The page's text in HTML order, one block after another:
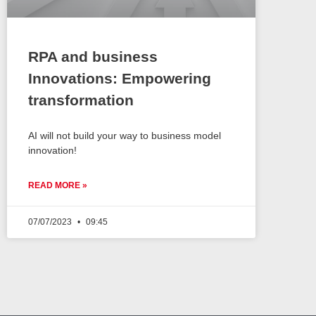
RPA and business
Innovations: Empowering
transformation
AI will not build your way to business model
innovation!
READ MORE »
07/07/2023 09:45